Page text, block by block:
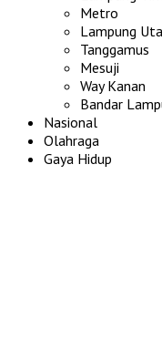
Metro
Lampung
Tanggamus
Mesuji
Way Kanan
Bandar
Nasional
Olahraga
Gaya Hidup